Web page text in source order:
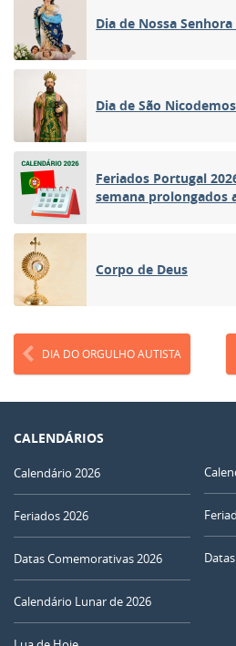
Dia de Nossa
Dia de São Nicodemos
Feriados Portugal
semana prolongados
Corpo de Deus
DIA DO ORGULHO AUTISTA
CALENDÁRIOS
Calendário 2026
Feriados 2026
Datas Comemorativas 2026
Calendário Lunar de 2026